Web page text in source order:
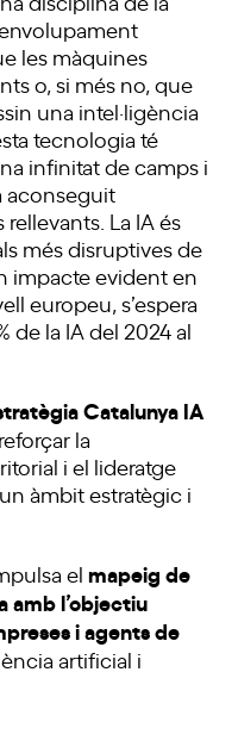
les màquines
o, si més no, que
una intel·ligència
tecnologia té
infinitat de camps i
aconseguit
La IA és
més disruptives de
impacte evident en
europeu, s’espera
de la IA del 2024 al
Catalunya IA
la
i el lideratge
àmbit estratègic i
elmapeig de
amb l’objectiu
i agents de
artificial i